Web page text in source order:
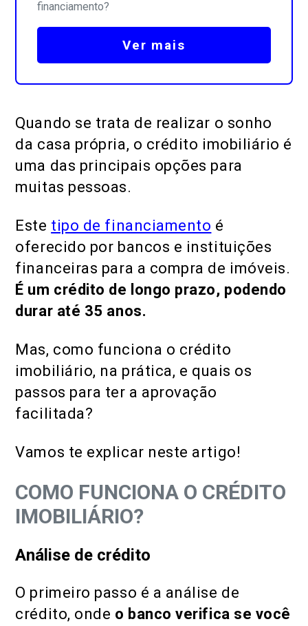
Quando se trata de realizar o sonho
da casa própria, o crédito imobiliário é
uma das principais opções para
muitas pessoas.
Este tipo de financiamento é
oferecido por bancos e instituições
financeiras para a compra de imóveis.
É um crédito de longo prazo, podendo
durar até 35 anos.
Mas, como funciona o crédito
imobiliário, na prática, e quais os
passos para ter a aprovação
facilitada?
Vamos te explicar neste artigo!
COMO FUNCIONA O CRÉDITO
IMOBILIÁRIO?
Análise de crédito
O primeiro passo é a análise de
crédito, onde o banco verifica se você
financiamento?
Ver mais